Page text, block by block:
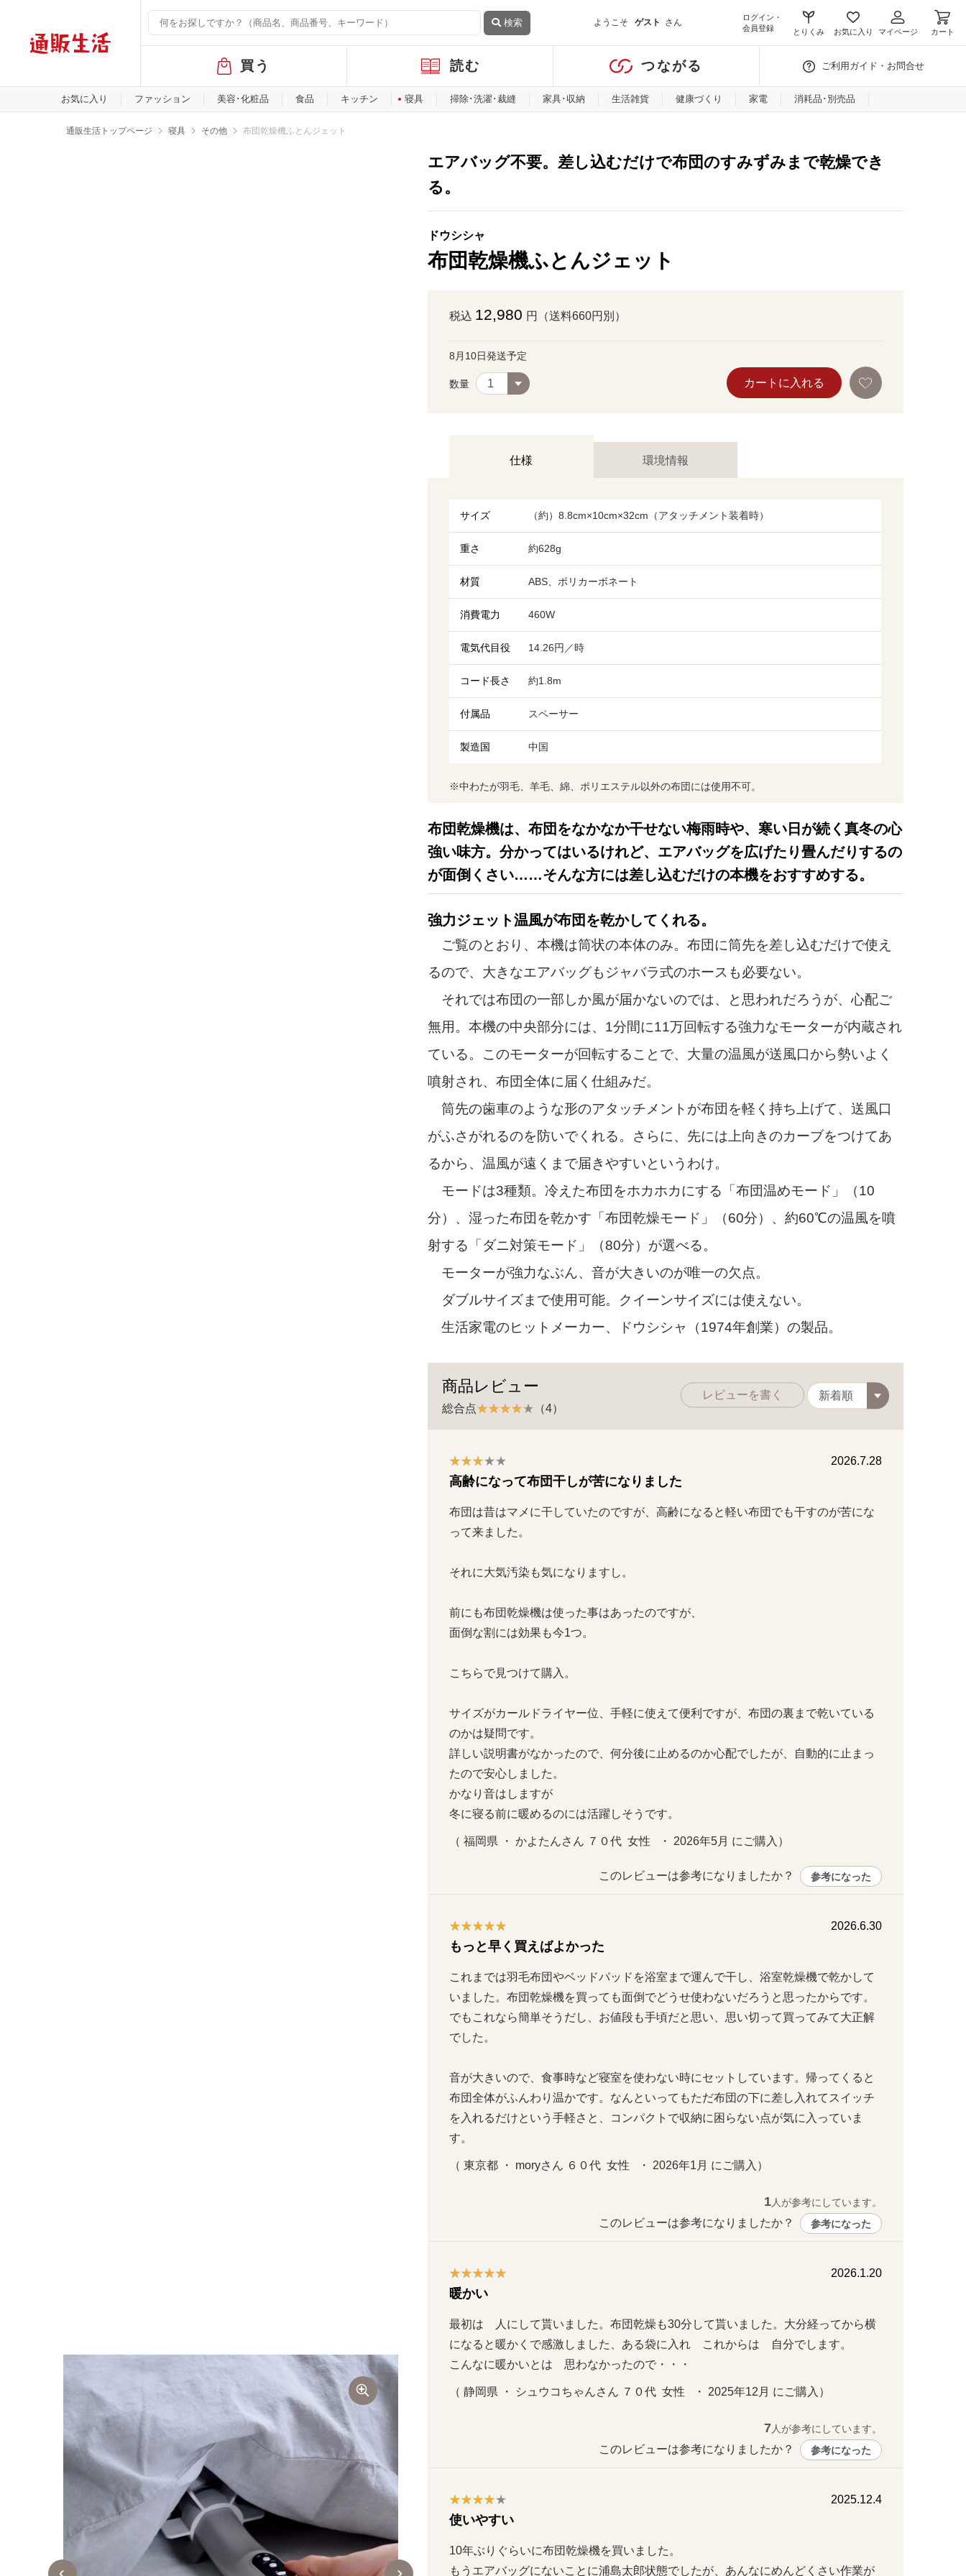
検索 ようこそ ゲスト さん
ログイン・
会員登録
とりくみ お気に入り マイページ カート
バ
ル
メ
買う 読む つながる ご利用ガイド・お問合せ
お気に入り ファッション 美容･化粧品 食品 キッチン 寝具 掃除･洗濯･裁縫 家具･収納 生活雑貨 健康づくり 家電 消耗品･別売品
通販生活トップページ 寝具 その他 布団乾燥機ふとんジェット
エアバッグ不要。差し込むだけで布団のすみずみまで乾燥でき
る。
ドウシシャ
布団乾燥機ふとんジェット
税込 12,980 円（送料660円別）
8月10日発送予定
数量 カートに入れる
仕様 環境情報
サイズ （約）8.8cm×10cm×32cm（アタッチメント装着時）
重さ 約628g
材質 ABS、ポリカーボネート
消費電力 460W
電気代目役 14.26円／時
コード長さ 約1.8m
付属品 スペーサー
製造国 中国
※中わたが羽毛、羊毛、綿、ポリエステル以外の布団には使用不可。
布団乾燥機は、布団をなかなか干せない梅雨時や、寒い日が続く真冬の心
強い味方。分かってはいるけれど、エアバッグを広げたり畳んだりするの
が面倒くさい……そんな方には差し込むだけの本機をおすすめする。
強力ジェット温風が布団を乾かしてくれる。
ご覧のとおり、本機は筒状の本体のみ。布団に筒先を差し込むだけで使え
るので、大きなエアバッグもジャバラ式のホースも必要ない。
それでは布団の一部しか風が届かないのでは、と思われだろうが、心配ご
無用。本機の中央部分には、1分間に11万回転する強力なモーターが内蔵され
ている。このモーターが回転することで、大量の温風が送風口から勢いよく
噴射され、布団全体に届く仕組みだ。
筒先の歯車のような形のアタッチメントが布団を軽く持ち上げて、送風口
がふさがれるのを防いでくれる。さらに、先には上向きのカーブをつけてあ
るから、温風が遠くまで届きやすいというわけ。
モードは3種類。冷えた布団をホカホカにする「布団温めモード」（10
分）、湿った布団を乾かす「布団乾燥モード」（60分）、約60℃の温風を噴
射する「ダニ対策モード」（80分）が選べる。
モーターが強力なぶん、音が大きいのが唯一の欠点。
ダブルサイズまで使用可能。クイーンサイズには使えない。
生活家電のヒットメーカー、ドウシシャ（1974年創業）の製品。
商品レビュー
総合点 （4）
レビューを書く
2026.7.28
高齢になって布団干しが苦になりました
布団は昔はマメに干していたのですが、高齢になると軽い布団でも干すのが苦にな
って来ました。
それに大気汚染も気になりますし。
前にも布団乾燥機は使った事はあったのですが、
面倒な割には効果も今1つ。
こちらで見つけて購入。
サイズがカールドライヤー位、手軽に使えて便利ですが、布団の裏まで乾いている
のかは疑問です。
詳しい説明書がなかったので、何分後に止めるのか心配でしたが、自動的に止まっ
たので安心しました。
かなり音はしますが
冬に寝る前に暖めるのには活躍しそうです。
（ 福岡県 ・ かよたんさん ７０代  女性   ・ 2026年5月 にご購入）
このレビューは参考になりましたか？ 参考になった
2026.6.30
もっと早く買えばよかった
これまでは羽毛布団やベッドパッドを浴室まで運んで干し、浴室乾燥機で乾かして
いました。布団乾燥機を買っても面倒でどうせ使わないだろうと思ったからです。
でもこれなら簡単そうだし、お値段も手頃だと思い、思い切って買ってみて大正解
でした。
音が大きいので、食事時など寝室を使わない時にセットしています。帰ってくると
布団全体がふんわり温かです。なんといってもただ布団の下に差し入れてスイッチ
を入れるだけという手軽さと、コンパクトで収納に困らない点が気に入っていま
す。
（ 東京都 ・ moryさん ６０代  女性   ・ 2026年1月 にご購入）
1人が参考にしています。
このレビューは参考になりましたか？ 参考になった
2026.1.20
暖かい
最初は　人にして貰いました。布団乾燥も30分して貰いました。大分経ってから横
になると暖かくで感激しました、ある袋に入れ　これからは　自分でします。
こんなに暖かいとは　思わなかったので・・・
（ 静岡県 ・ シュウコちゃんさん ７０代  女性   ・ 2025年12月 にご購入）
7人が参考にしています。
このレビューは参考になりましたか？ 参考になった
2025.12.4
使いやすい
10年ぶりぐらいに布団乾燥機を買いました。
もうエアバッグにないことに浦島太郎状態でしたが、あんなにめんどくさい作業が